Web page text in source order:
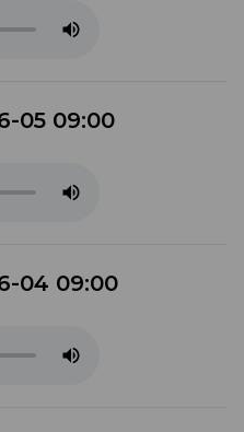
05 09:00
04 09:00